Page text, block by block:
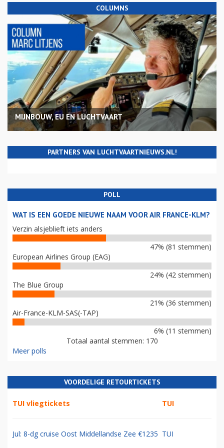
COLUMNS
MIJNBOUW, EU EN LUCHTVAART
PARTNERS VAN LUCHTVAARTNIEUWS.NL!
POLL
WAT IS EEN GOEDE NIEUWE NAAM VOOR AIR FRANCE-KLM?
Verzin alsjeblieft iets anders
47% (81 stemmen)
European Airlines Group (EAG)
24% (42 stemmen)
The Blue Group
21% (36 stemmen)
Air-France-KLM-SAS(-TAP)
6% (11 stemmen)
Totaal aantal stemmen: 170
Meer polls
VOORDELIGE RETOURTICKETS
TUI vliegtickets TUI
Jul: 8-dg cruise Oost Middellandse Zee €1235 TUI